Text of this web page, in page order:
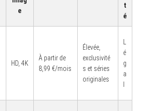
e
t
é
HD, 4K
À partir de
8,99 €/mois
Élevée,
exclusivité
s et séries
originales
L
é
g
a
l